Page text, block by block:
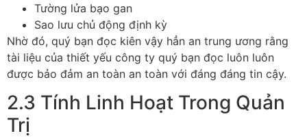
Tường lửa bạo gan
Sao lưu chủ động định kỳ
Nhờ đó, quý bạn đọc kiên vậy hẳn an trung ương rằng
tài liệu của thiết yếu công ty quý bạn đọc luôn luôn
được bảo đảm an toàn an toàn với đáng đáng tin cậy.
2.3 Tính Linh Hoạt Trong Quản
Trị